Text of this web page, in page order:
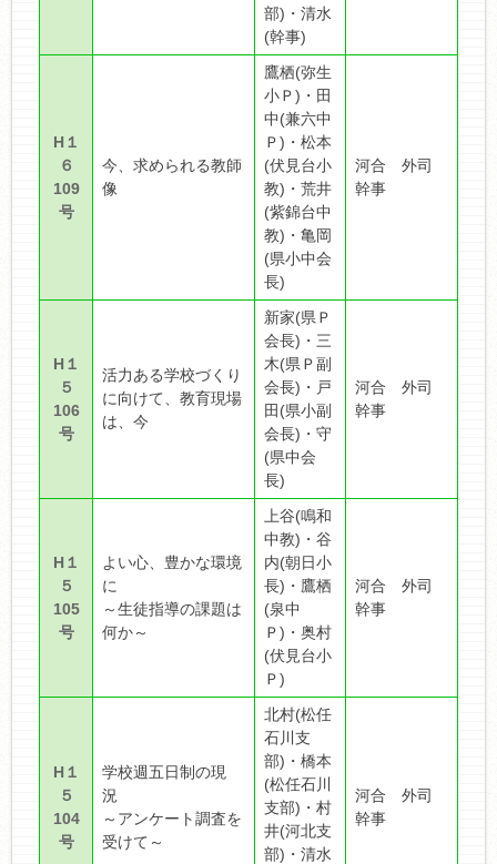
部)・清水
(幹事)
H１
６
109
号
今、求められる教師
像
鷹栖(弥生
小Ｐ)・田
中(兼六中
Ｐ)・松本
(伏見台小
教)・荒井
(紫錦台中
教)・亀岡
(県小中会
長)
河合 外司
幹事
H１
５
106
号
活力ある学校づくり
に向けて、教育現場
は、今
新家(県Ｐ
会長)・三
木(県Ｐ副
会長)・戸
田(県小副
会長)・守
(県中会
長)
河合 外司
幹事
H１
５
105
号
よい心、豊かな環境
に
～生徒指導の課題は
何か～
上谷(鳴和
中教)・谷
内(朝日小
長)・鷹栖
(泉中
Ｐ)・奥村
(伏見台小
Ｐ)
河合 外司
幹事
H１
５
104
号
学校週五日制の現
況
～アンケート調査を
受けて～
北村(松任
石川支
部)・橋本
(松任石川
支部)・村
井(河北支
部)・清水
河合 外司
幹事